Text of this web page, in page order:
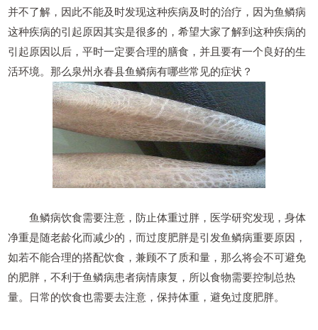
并不了解，因此不能及时发现这种疾病及时的治疗，因为鱼鳞病
这种疾病的引起原因其实是很多的，希望大家了解到这种疾病的
引起原因以后，平时一定要合理的膳食，并且要有一个良好的生
活环境。那么泉州永春县鱼鳞病有哪些常见的症状？
鱼鳞病饮食需要注意，防止体重过胖，医学研究发现，身体
净重是随老龄化而减少的，而过度肥胖是引发鱼鳞病重要原因，
如若不能合理的搭配饮食，兼顾不了质和量，那么将会不可避免
的肥胖，不利于鱼鳞病患者病情康复，所以食物需要控制总热
量。日常的饮食也需要去注意，保持体重，避免过度肥胖。